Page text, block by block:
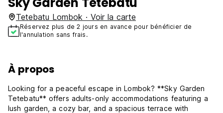
Tetebatu Lombok · Voir la carte
Réservez plus de 2 jours en avance pour bénéficier de
l'annulation sans frais.
À propos
Looking for a peaceful escape in Lombok? **Sky Garden
Tetebatu** offers adults-only accommodations featuring a
lush garden, a cozy bar, and a spacious terrace with